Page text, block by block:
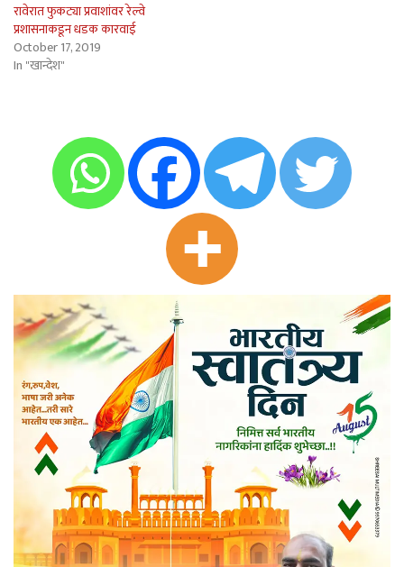
रावेरात फुकट्या प्रवाशांवर रेल्वे
प्रशासनाकडून धडक कारवाई
October 17, 2019
In "खान्देश"